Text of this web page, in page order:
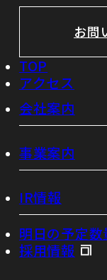
お問
TOP
アクセス
会社案内
事業案内
IR情報
明日の予定数
採用情報